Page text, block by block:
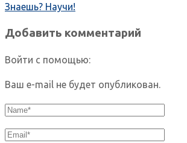
Знаешь? Научи!
Добавить комментарий
Войти с помощью:
Ваш e-mail не будет опубликован.